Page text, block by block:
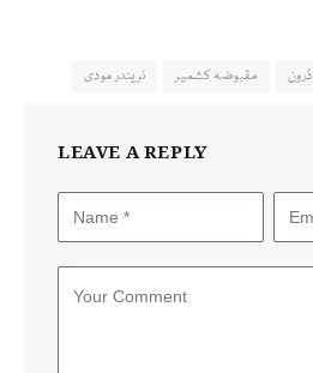
ڈرون مقبوضہ کشمیر نریندر مودی
LEAVE A REPLY